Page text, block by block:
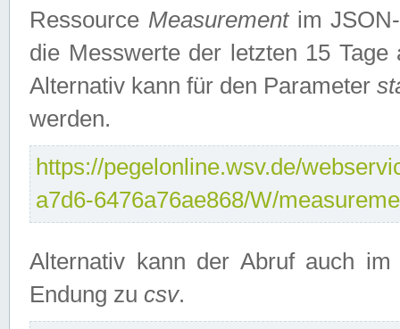
Ressource Measurementim JSON-
die Messwerte der letzten 15
Alternativ kann für den Parameter
werden.
https://pegelonline.wsv.de/
a7d6-6476a76ae868/W/
Alternativ kann der Abruf auch
Endung zu csv.